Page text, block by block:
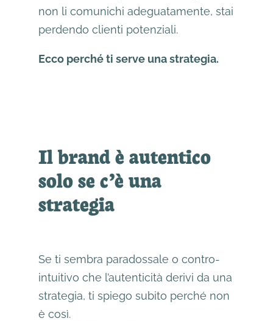
non li comunichi adeguatamente, stai
perdendo clienti potenziali.
Ecco perché ti serve una strategia.
Il brand è autentico
solo se c’è una
strategia
Se ti sembra paradossale o contro-
intuitivo che l’autenticità derivi da una
strategia, ti spiego subito perché non
è così.